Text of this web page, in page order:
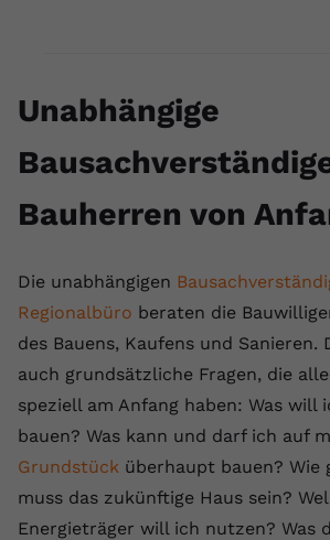
Unabhängige
Bauherren von
Die unabhängigen
Regionalbüro beraten die
des Bauens, Kaufens und Sanieren.
auch grundsätzliche Fragen, die
speziell am Anfang haben: Was will
bauen? Was kann und darf ich auf
Grundstück überhaupt bauen? Wie
muss das zukünftige Haus sein?
Energieträger will ich nutzen? Was